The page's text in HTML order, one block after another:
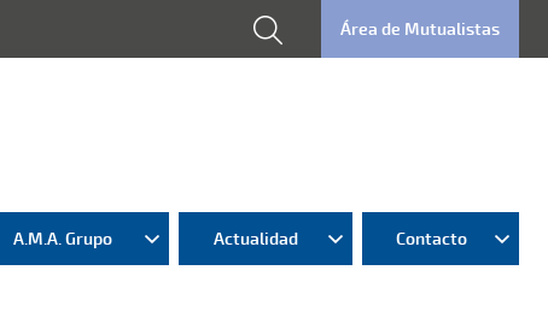
Área de Mutualistas
A.M.A. Grupo Actualidad Contacto